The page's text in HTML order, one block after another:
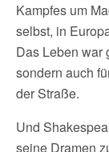
Kampfes um
selbst, in
Das Leben war
sondern auch
der Straße.
Und
seine Dramen